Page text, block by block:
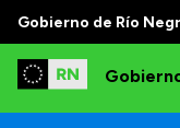
Gobierno de Río